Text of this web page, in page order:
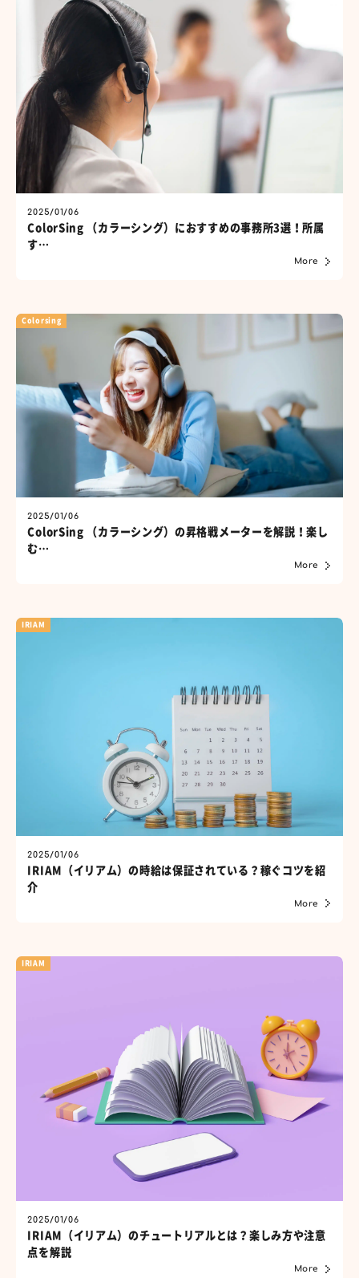
2025/01/06
ColorSing （カラーシング）におすすめの事務所3選！所属
す…
More
Colorsing
2025/01/06
ColorSing （カラーシング）の昇格戦メーターを解説！楽し
む…
More
IRIAM
2025/01/06
IRIAM（イリアム）の時給は保証されている？稼ぐコツを紹
介
More
IRIAM
2025/01/06
IRIAM（イリアム）のチュートリアルとは？楽しみ方や注意
点を解説
More